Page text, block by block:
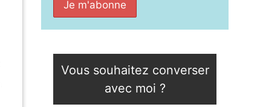
Vous souhaitez converser
avec moi ?